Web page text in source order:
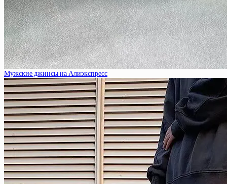
Мужские джинсы на Алиэкспресс